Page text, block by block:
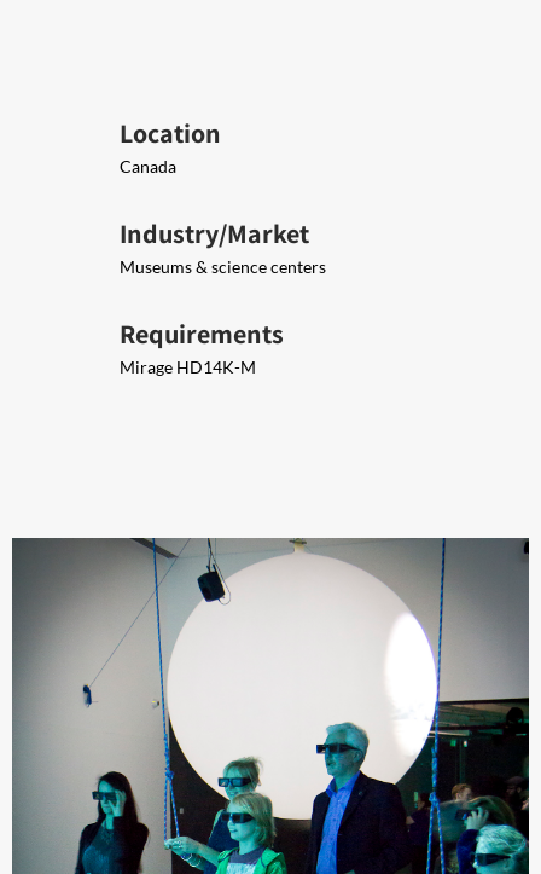
Location
Canada
Industry/Market
Museums & science centers
Requirements
Mirage HD14K-M